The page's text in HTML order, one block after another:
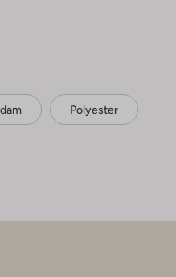
Polyester